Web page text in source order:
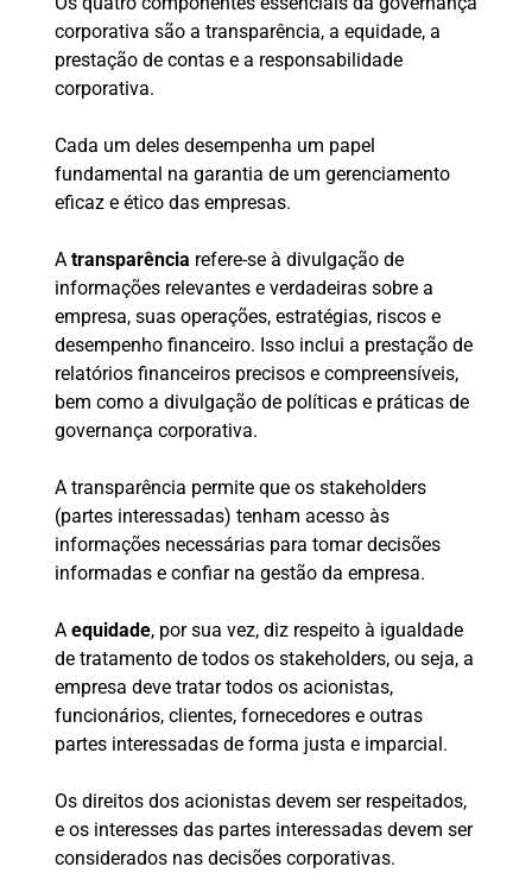
corporativa são a transparência, a equidade, a
prestação de contas e a responsabilidade
corporativa.
Cada um deles desempenha um papel
fundamental na garantia de um gerenciamento
eficaz e ético das empresas.
A transparência refere-se à divulgação de
informações relevantes e verdadeiras sobre a
empresa, suas operações, estratégias, riscos e
desempenho financeiro. Isso inclui a prestação de
relatórios financeiros precisos e compreensíveis,
bem como a divulgação de políticas e práticas de
governança corporativa.
A transparência permite que os stakeholders
(partes interessadas) tenham acesso às
informações necessárias para tomar decisões
informadas e confiar na gestão da empresa.
A equidade, por sua vez, diz respeito à igualdade
de tratamento de todos os stakeholders, ou seja, a
empresa deve tratar todos os acionistas,
funcionários, clientes, fornecedores e outras
partes interessadas de forma justa e imparcial.
Os direitos dos acionistas devem ser respeitados,
e os interesses das partes interessadas devem ser
considerados nas decisões corporativas.